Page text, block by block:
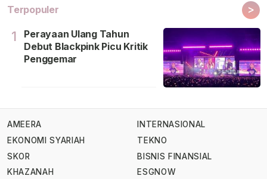
Terpopuler >
1
Perayaan Ulang Tahun
Debut Blackpink Picu Kritik
Penggemar
AMEERA
EKONOMI SYARIAH
SKOR
KHAZANAH
INTERNASIONAL
TEKNO
BISNIS FINANSIAL
ESGNOW